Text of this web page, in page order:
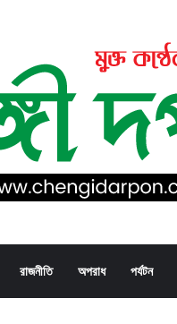
রাজনীতি অপরাধ পর্যটন